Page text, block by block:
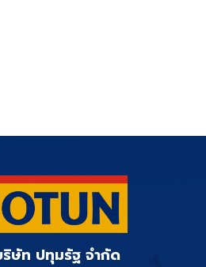
ษัท ปทุมรัฐ จำกัด